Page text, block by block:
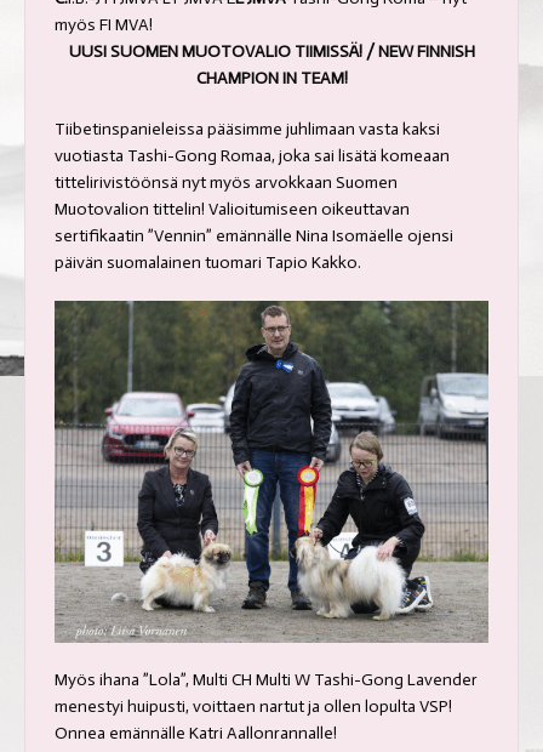
myös FI MVA!
UUSI SUOMEN MUOTOVALIO TIIMISSÄ! / NEW FINNISH
CHAMPION IN TEAM!
Tiibetinspanieleissa pääsimme juhlimaan vasta kaksi
vuotiasta Tashi-Gong Romaa, joka sai lisätä komeaan
tittelirivistöönsä nyt myös arvokkaan Suomen
Muotovalion tittelin! Valioitumiseen oikeuttavan
sertifikaatin ”Vennin” emännälle Nina Isomäelle ojensi
päivän suomalainen tuomari Tapio Kakko.
Myös ihana ”Lola”, Multi CH Multi W Tashi-Gong Lavender
menestyi huipusti, voittaen nartut ja ollen lopulta VSP!
Onnea emännälle Katri Aallonrannalle!